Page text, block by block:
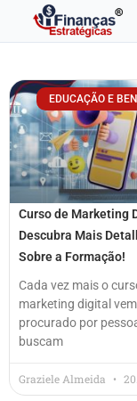
EDUCAÇÃO E
Curso de Marketing
Descubra Mais
Sobre a Formação!
Cada vez mais o
marketing digital
procurado por
buscam
Graziele Almeida